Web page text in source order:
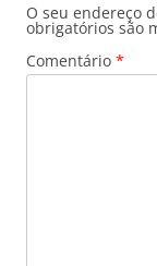
O seu endereço
obrigatórios são
Comentário *